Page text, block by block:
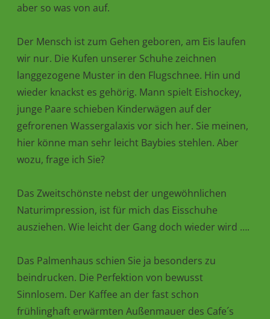
aber so was von auf.
Der Mensch ist zum Gehen geboren, am Eis laufen
wir nur. Die Kufen unserer Schuhe zeichnen
langgezogene Muster in den Flugschnee. Hin und
wieder knackst es gehörig. Mann spielt Eishockey,
junge Paare schieben Kinderwägen auf der
gefrorenen Wassergalaxis vor sich her. Sie meinen,
hier könne man sehr leicht Baybies stehlen. Aber
wozu, frage ich Sie?
Das Zweitschönste nebst der ungewöhnlichen
Naturimpression, ist für mich das Eisschuhe
ausziehen. Wie leicht der Gang doch wieder wird ….
Das Palmenhaus schien Sie ja besonders zu
beindrucken. Die Perfektion von bewusst
Sinnlosem. Der Kaffee an der fast schon
frühlinghaft erwärmten Außenmauer des Cafe´s